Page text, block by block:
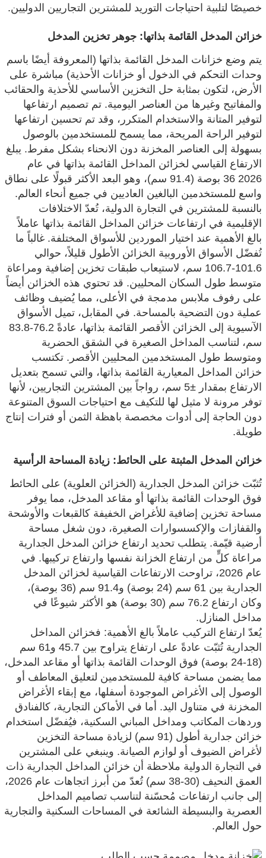
خصيصًا لتلبية احتياجات التوريد للمشترين التجاريين الدوليين.
خزائن المدخل القائمة بذاتها: جوهر تخزين المدخل
يتم وضع خزانات المدخل القائمة بذاتها (المعروفة أيضًا باسم
وحدات التحكم في الدخول أو خزانات الأحذية) مباشرة على
الأرض، لتكون بمثابة حل التخزين الأساسي للأحذية والحقائب
والمفاتيح وغيرها من العناصر اليومية. تم تصميم ارتفاعها
لتوفير المتانة والاستخدام المتكرر، وقد تم تحسين ارتفاعها
لتوفير الراحة المريحة، مما يسمح للمستخدمين بالوصول
بسهولة إلى العناصر المخزنة دون الانحناء بشكل مفرط. يبلغ
الارتفاع القياسي لخزائن المداخل القائمة بذاتها في عام
2026 36 بوصة (91.4 سم)، وهو البعد الأكثر قبولًا على نطاق
واسع للمستخدمين البالغين العاديين في جميع أنحاء العالم.
بالنسبة للمشترين في التجارة الدولية، تُعدّ الاختلافات
الإقليمية في ارتفاعات خزائن المداخل القائمة بذاتها عاملاً
بالغ الأهمية عند اختيار الموردين للأسواق المختلفة. غالباً ما
تُفضّل الأسواق الأوروبية الخزائن الأطول قليلاً، حوالي
101.6-106.7 سم، لاستيعاب طبقات تخزين إضافية ومراعاة
متوسط ​​طول السكان المحليين. قد تحتوي هذه الخزائن أيضاً
على رفوف ملابس مدمجة في الأعلى، مما يُضيف وظائف
عملية دون التضحية بالمساحة. في المقابل، تميل الأسواق
الآسيوية إلى الخزائن الأقصر القائمة بذاتها، عادةً 76.2-83.8
سم، لتناسب المداخل الصغيرة في الشقق الحضرية
ومتوسط ​​طول المستخدمين المحليين الأقصر. تكتسب
خزائن المداخل المعيارية القائمة بذاتها، والتي تسمح بتعديل
الارتفاع بمقدار ±5 سم، رواجاً بين المشترين التجاريين، لأنها
توفر مرونة لا مثيل لها للتكيف مع احتياجات السوق المتنوعة
دون الحاجة إلى أدوات مخصصة باهظة الثمن أو فترات إنتاج
طويلة.
خزائن المدخل المثبتة على الحائط: زيادة المساحة الرأسية
تُثبّت خزائن المدخل الجدارية (الخزائن العلوية) على الحائط
فوق الوحدات القائمة بذاتها أو مقاعد المدخل، مما يوفر
مساحة تخزين إضافية للأغراض الخفيفة كالقبعات والأوشحة
والقفازات والإكسسوارات الصغيرة، دون شغل مساحة
أرضية قيّمة. يتطلب تحديد ارتفاع خزائن المدخل الجدارية
مراعاة كلٍّ من ارتفاع الخزانة نفسها وارتفاع تركيبها. في
عام 2026، تراوحت الارتفاعات القياسية لخزائن المدخل
الجدارية بين 61 سم (24 بوصة) و91.4 سم (36 بوصة)،
وكان ارتفاع 76.2 سم (30 بوصة) هو الأكثر شيوعًا في
مداخل المنازل.
يُعدّ ارتفاع التركيب عاملاً بالغ الأهمية: فخزائن المداخل
الجدارية تُثبّت عادةً على ارتفاع يتراوح بين 45.7 و61 سم
(18-24 بوصة) فوق الوحدات القائمة بذاتها أو مقاعد المدخل،
مما يضمن مساحة كافية للمستخدمين لتعليق المعاطف أو
الوصول إلى الأغراض الموجودة أسفلها، مع إبقاء الأغراض
المخزنة في متناول اليد. أما في الأماكن التجارية، كالفنادق
وردهات المكاتب ومداخل المباني السكنية، فيُفضّل استخدام
خزائن جدارية أطول (91 سم) لزيادة مساحة التخزين
لأغراض الضيوف أو لوازم الصيانة. وينبغي على المشترين
في التجارة الدولية ملاحظة أن خزائن المداخل الجدارية ذات
العمق النحيف (30-38 سم) تُعدّ من أبرز اتجاهات عام 2026،
إلى جانب ارتفاعات مُحسّنة لتناسب تصاميم المداخل
العصرية والبسيطة الشائعة في المساحات السكنية والتجارية
حول العالم.